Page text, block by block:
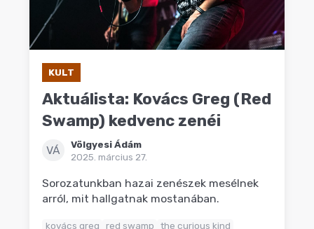
KULT
Aktuálista: Kovács Greg (Red
Swamp) kedvenc zenéi
VÁ
Völgyesi Ádám
2025. március 27.
Sorozatunkban hazai zenészek mesélnek
arról, mit hallgatnak mostanában.
kovács greg red swamp
the curious kind